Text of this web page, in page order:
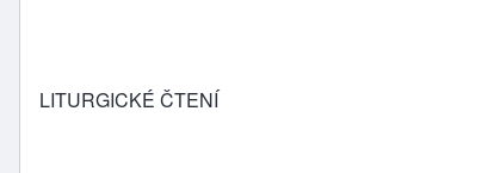
LITURGICKÉ ČTENÍ